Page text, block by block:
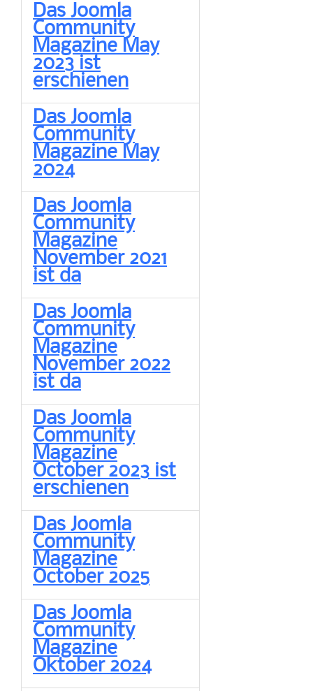
Das Joomla
Community
Magazine May
2023 ist
erschienen
Das Joomla
Community
Magazine May
2024
Das Joomla
Community
Magazine
November 2021
ist da
Das Joomla
Community
Magazine
November 2022
ist da
Das Joomla
Community
Magazine
October 2023 ist
erschienen
Das Joomla
Community
Magazine
October 2025
Das Joomla
Community
Magazine
Oktober 2024